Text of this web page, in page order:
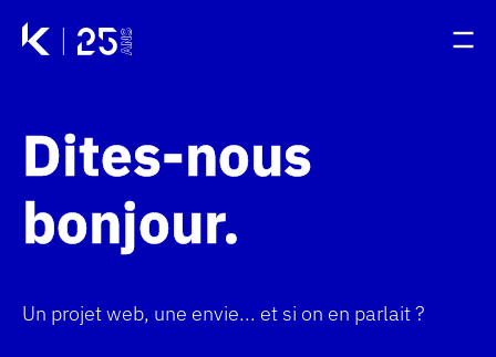
Passer au contenu principal
Accueil - Kernix
Accueil - Kernix
Dites-nous
bonjour
Un projet web, une envie... et si on en parlait ?